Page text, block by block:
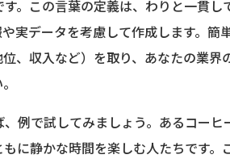
。この言葉の定義は、わりと一貫
実データを考慮して作成します。
、収入など）を取り、あなたの業
例で試してみましょう。あるコー
に静かな時間を楽しむ人たちです